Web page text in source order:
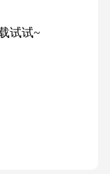
试试~